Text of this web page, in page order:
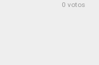
0 votos